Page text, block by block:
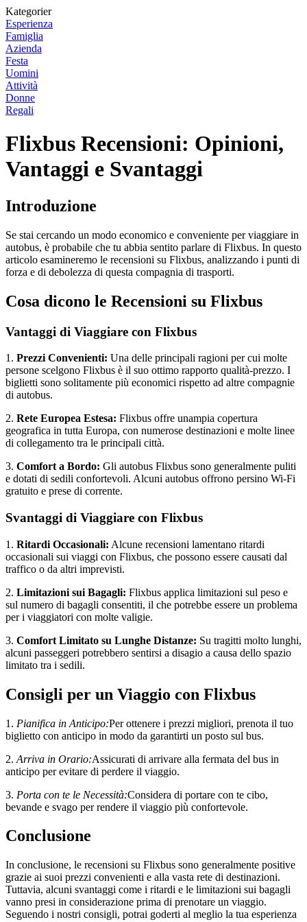
Kategorier
Esperienza
Famiglia
Azienda
Festa
Uomini
Attività
Donne
Regali
Flixbus Recensioni: Opinioni,
Vantaggi e Svantaggi
Introduzione
Se stai cercando un modo economico e conveniente per viaggiare in
autobus, è probabile che tu abbia sentito parlare di Flixbus. In questo
articolo esamineremo le recensioni su Flixbus, analizzando i punti di
forza e di debolezza di questa compagnia di trasporti.
Cosa dicono le Recensioni su Flixbus
Vantaggi di Viaggiare con Flixbus
1. Prezzi Convenienti: Una delle principali ragioni per cui molte
persone scelgono Flixbus è il suo ottimo rapporto qualità-prezzo. I
biglietti sono solitamente più economici rispetto ad altre compagnie
di autobus.
2. Rete Europea Estesa: Flixbus offre unampia copertura
geografica in tutta Europa, con numerose destinazioni e molte linee
di collegamento tra le principali città.
3. Comfort a Bordo: Gli autobus Flixbus sono generalmente puliti
e dotati di sedili confortevoli. Alcuni autobus offrono persino Wi-Fi
gratuito e prese di corrente.
Svantaggi di Viaggiare con Flixbus
1. Ritardi Occasionali: Alcune recensioni lamentano ritardi
occasionali sui viaggi con Flixbus, che possono essere causati dal
traffico o da altri imprevisti.
2. Limitazioni sui Bagagli: Flixbus applica limitazioni sul peso e
sul numero di bagagli consentiti, il che potrebbe essere un problema
per i viaggiatori con molte valigie.
3. Comfort Limitato su Lunghe Distanze: Su tragitti molto lunghi,
alcuni passeggeri potrebbero sentirsi a disagio a causa dello spazio
limitato tra i sedili.
Consigli per un Viaggio con Flixbus
1. Pianifica in Anticipo:Per ottenere i prezzi migliori, prenota il tuo
biglietto con anticipo in modo da garantirti un posto sul bus.
2. Arriva in Orario:Assicurati di arrivare alla fermata del bus in
anticipo per evitare di perdere il viaggio.
3. Porta con te le Necessità:Considera di portare con te cibo,
bevande e svago per rendere il viaggio più confortevole.
Conclusione
In conclusione, le recensioni su Flixbus sono generalmente positive
grazie ai suoi prezzi convenienti e alla vasta rete di destinazioni.
Tuttavia, alcuni svantaggi come i ritardi e le limitazioni sui bagagli
vanno presi in considerazione prima di prenotare un viaggio.
Seguendo i nostri consigli, potrai goderti al meglio la tua esperienza